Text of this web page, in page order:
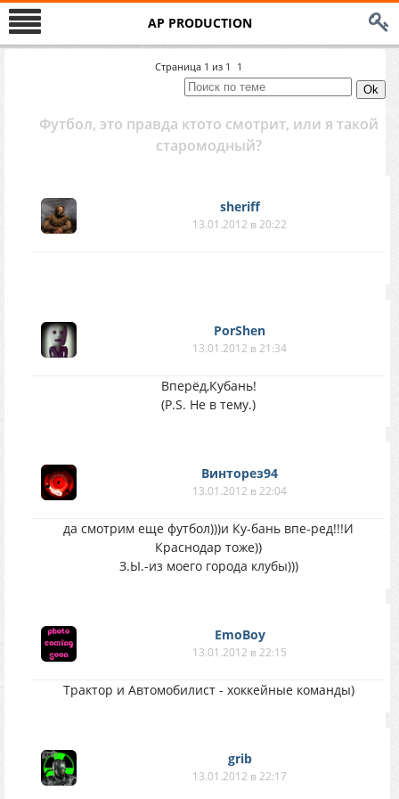
AP PRODUCTION
Страница 1 из 1 1
Футбол, это правда ктото смотрит, или я такой
старомодный?
sheriff
13.01.2012 в 20:22
PorShen
13.01.2012 в 21:34
Вперёд,Кубань!
(P.S. Не в тему.)
Винторез94
13.01.2012 в 22:04
да смотрим еще футбол)))и Ку-бань впе-ред!!!И
Краснодар тоже))
З.Ы.-из моего города клубы)))
EmoBoy
13.01.2012 в 22:15
Трактор и Автомобилист - хоккейные команды)
grib
13.01.2012 в 22:17